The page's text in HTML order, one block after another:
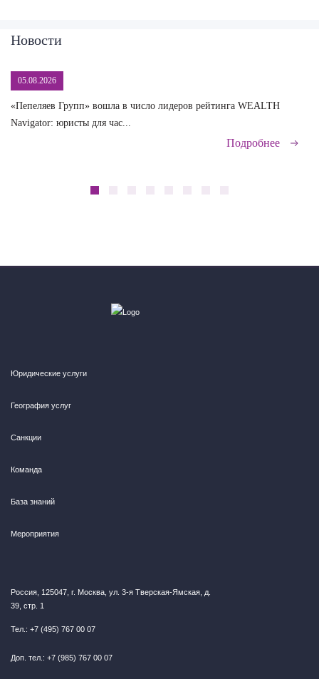
Новости
05.08.2026
«Пепеляев Групп» вошла в число лидеров рейтинга WEALTH
Navigator: юристы для час...
Подробнее
Юридические услуги
География услуг
Санкции
Команда
База знаний
Мероприятия
Россия, 125047, г. Москва, ул. 3-я Тверская-Ямская, д.
39, стр. 1
Тел.: +7 (495) 767 00 07
Доп. тел.: +7 (985) 767 00 07